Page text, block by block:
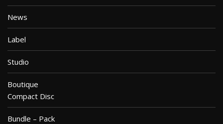
News
Label
Studio
Boutique
Compact Disc
Bundle – Pack